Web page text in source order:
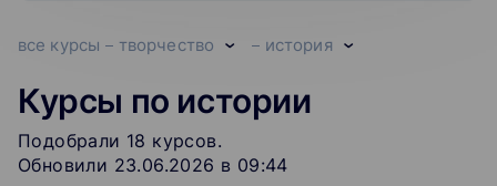
все курсы творчество история
Курсы по истории
Подобрали 18 курсов.
Обновили 23.06.2026 в 09:44